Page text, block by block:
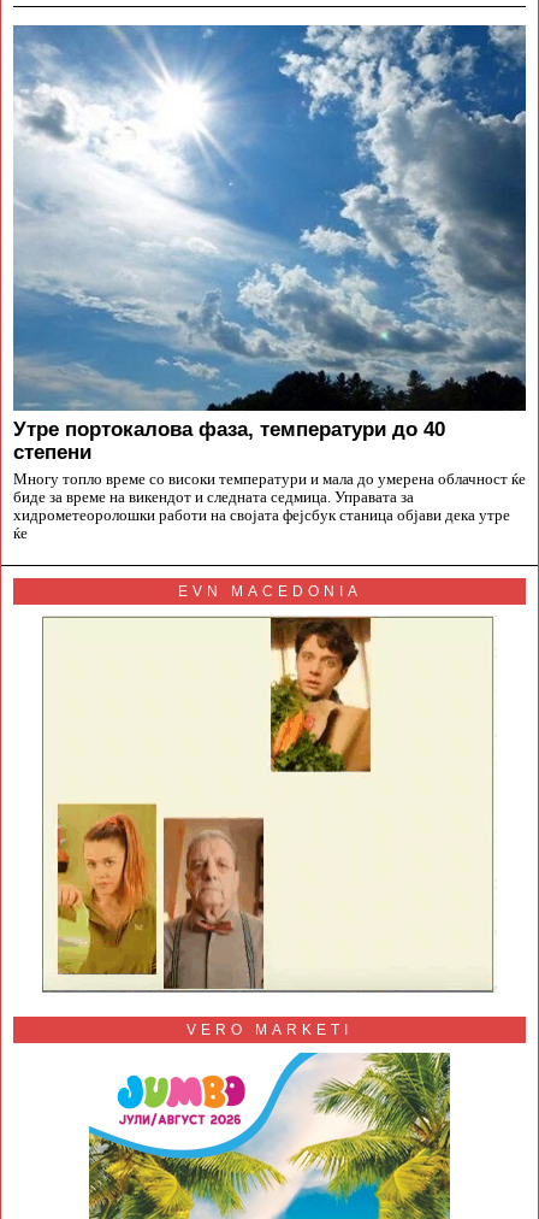
Утре портокалова фаза, температури до 40
степени
Многу топло време со високи температури и мала до умерена облачност ќе
биде за време на викендот и следната седмица. Управата за
хидрометеоролошки работи на својата фејсбук станица објави дека утре
ќе
EVN MACEDONIA
VERO MARKETI